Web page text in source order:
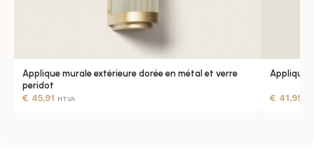
Installation simple et polyvalente
Conçue pour un montage mural facile, l’applique
accepte une ampoule E27 (non fournie) offrant une
large compatibilité avec les sources modernes. Son
Applique murale extérieure dorée en métal et verre
peridot
€ 45,91 HTVA
Applique
€ 41,99